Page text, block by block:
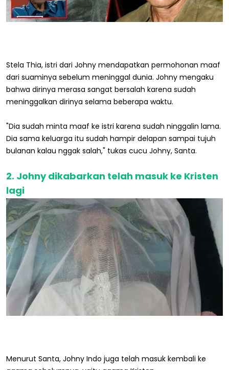
Stela Thia, istri dari Johny mendapatkan permohonan maaf
dari suaminya sebelum meninggal dunia. Johny mengaku
bahwa dirinya merasa sangat bersalah karena sudah
meninggalkan dirinya selama beberapa waktu.
"Dia sudah minta maaf ke istri karena sudah ninggalin lama.
Dia sama keluarga itu sudah hampir delapan sampai tujuh
bulanan kalau nggak salah," tukas cucu Johny, Santa.
2. Johny dikabarkan telah masuk ke Kristen
lagi
Menurut Santa, Johny Indo juga telah masuk kembali ke